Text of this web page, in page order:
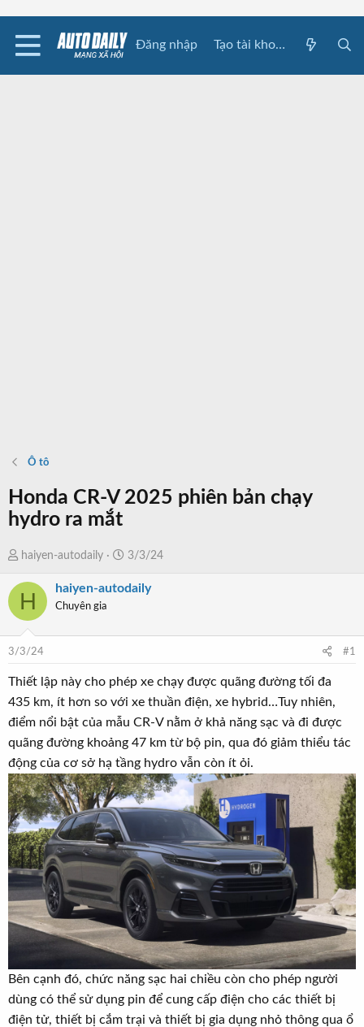
Đăng nhập Tạo tài khoản
Ô tô
Honda CR-V 2025 phiên bản chạy
hydro ra mắt
T
r
e
d
t
a
r
r
haiyen-autodaily
N
à
đ
ầ
3/3/24
H haiyen-autodaily
Chuyên gia
3/3/24 #1
Thiết lập này cho phép xe chạy được quãng đường tối đa
435 km, ít hơn so với xe thuần điện, xe hybrid…Tuy nhiên,
điểm nổi bật của mẫu CR-V nằm ở khả năng sạc và đi được
quãng đường khoảng 47 km từ bộ pin, qua đó giảm thiểu tác
động của cơ sở hạ tầng hydro vẫn còn ít ỏi.
Bên cạnh đó, chức năng sạc hai chiều còn cho phép người
dùng có thể sử dụng pin để cung cấp điện cho các thiết bị
điện tử, thiết bị cắm trại và thiết bị gia dụng nhỏ thông qua ổ